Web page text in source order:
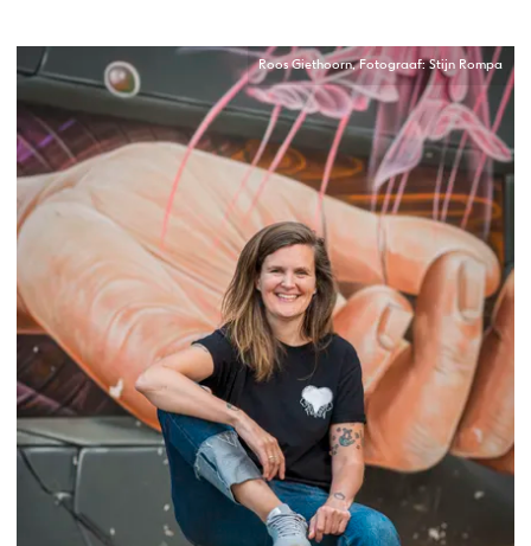
Roos Giethoorn, Fotograaf: Stijn Rompa